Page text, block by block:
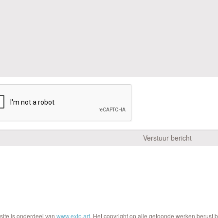
is onderdeel van www.exto.art. Het copyright op alle getoonde werken berust